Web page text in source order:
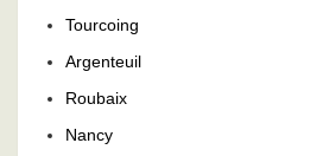
Tourcoing
Argenteuil
Roubaix
Nancy